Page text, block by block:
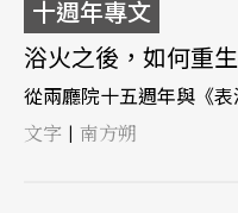
十週年專文
浴火之後，如何重
從兩廳院十五週年與《
文字 | 南方朔